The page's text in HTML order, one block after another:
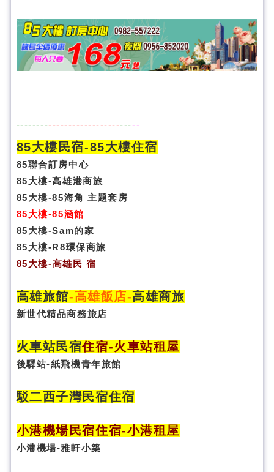
-------------------------------
85大樓民宿-85大樓住宿
85聯合訂房中心
85大樓-高雄港商旅
85大樓-85海角 主題套房
85大樓-85涵館
85大樓-Sam的家
85大樓-R8環保商旅
85大樓-高雄民 宿
高雄旅館-高雄飯店-高雄商旅
新世代精品商務旅店
火車站民宿住宿-火車站租屋
後驛站-紙飛機青年旅館
駁二西子灣民宿住宿
小港機場民宿住宿-小港租屋
小港機場-雅軒小築